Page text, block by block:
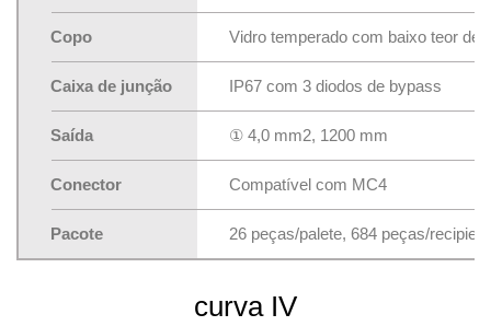
Copo Vidro temperado com baixo teor de
Caixa de junção IP67 com 3 diodos de bypass
Saída ① 4,0 mm2, 1200 mm
Conector Compatível com MC4
Pacote 26 peças/palete, 684 peças/
curva IV